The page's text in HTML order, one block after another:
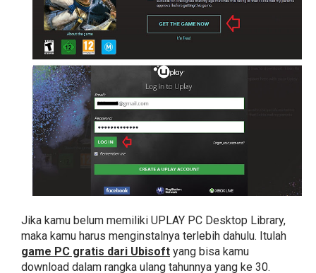
Jika kamu belum memiliki UPLAY PC Desktop Library,
maka kamu harus menginstalnya terlebih dahulu. Itulah
game PC gratis dari Ubisoft yang bisa kamu
download dalam rangka ulang tahunnya yang ke 30.